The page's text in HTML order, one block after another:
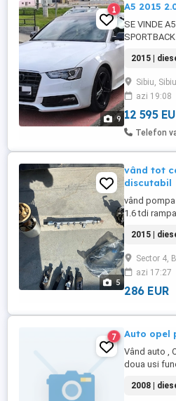
9
1 A5 2015
SE VINDE
3 chei.
13900neg
2015 |
Sibiu, Sibiu
azi 19:08
12 595
Telefon
5
vând tot
discutabil
vând
1.6 tdi
vara
2015 |
Sector 4,
azi 17:27
286 EUR
7 Auto opel
Vând auto ,
doua usi
Dumbrăvița.
2008 |